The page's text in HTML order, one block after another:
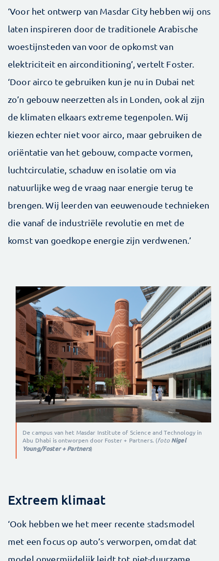
‘Voor het ontwerp van Masdar City hebben wij ons
laten inspireren door de traditionele Arabische
woestijnsteden van voor de opkomst van
elektriciteit en airconditioning’, vertelt Foster.
‘Door airco te gebruiken kun je nu in Dubai net
zo’n gebouw neerzetten als in Londen, ook al zijn
de klimaten elkaars extreme tegenpolen. Wij
kiezen echter niet voor airco, maar gebruiken de
oriëntatie van het gebouw, compacte vormen,
luchtcirculatie, schaduw en isolatie om via
natuurlijke weg de vraag naar energie terug te
brengen. Wij leerden van ­eeuwenoude technieken
die vanaf de industriële revolutie en met de
komst van goedkope energie zijn verdwenen.’
De campus van het Masdar Institute of Science and Technology in
Abu Dhabi is ontworpen door Foster + Partners. (fotoNigel
Young/Foster + Partners)
Extreem klimaat
‘Ook hebben we het meer recente stadsmodel
met een focus op auto’s verworpen, omdat dat
model onvermijdelijk leidt tot niet­-duurzame